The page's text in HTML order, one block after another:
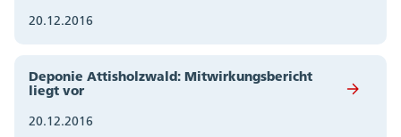
20.12.2016
Deponie Attisholzwald: Mitwirkungsbericht
liegt vor
20.12.2016